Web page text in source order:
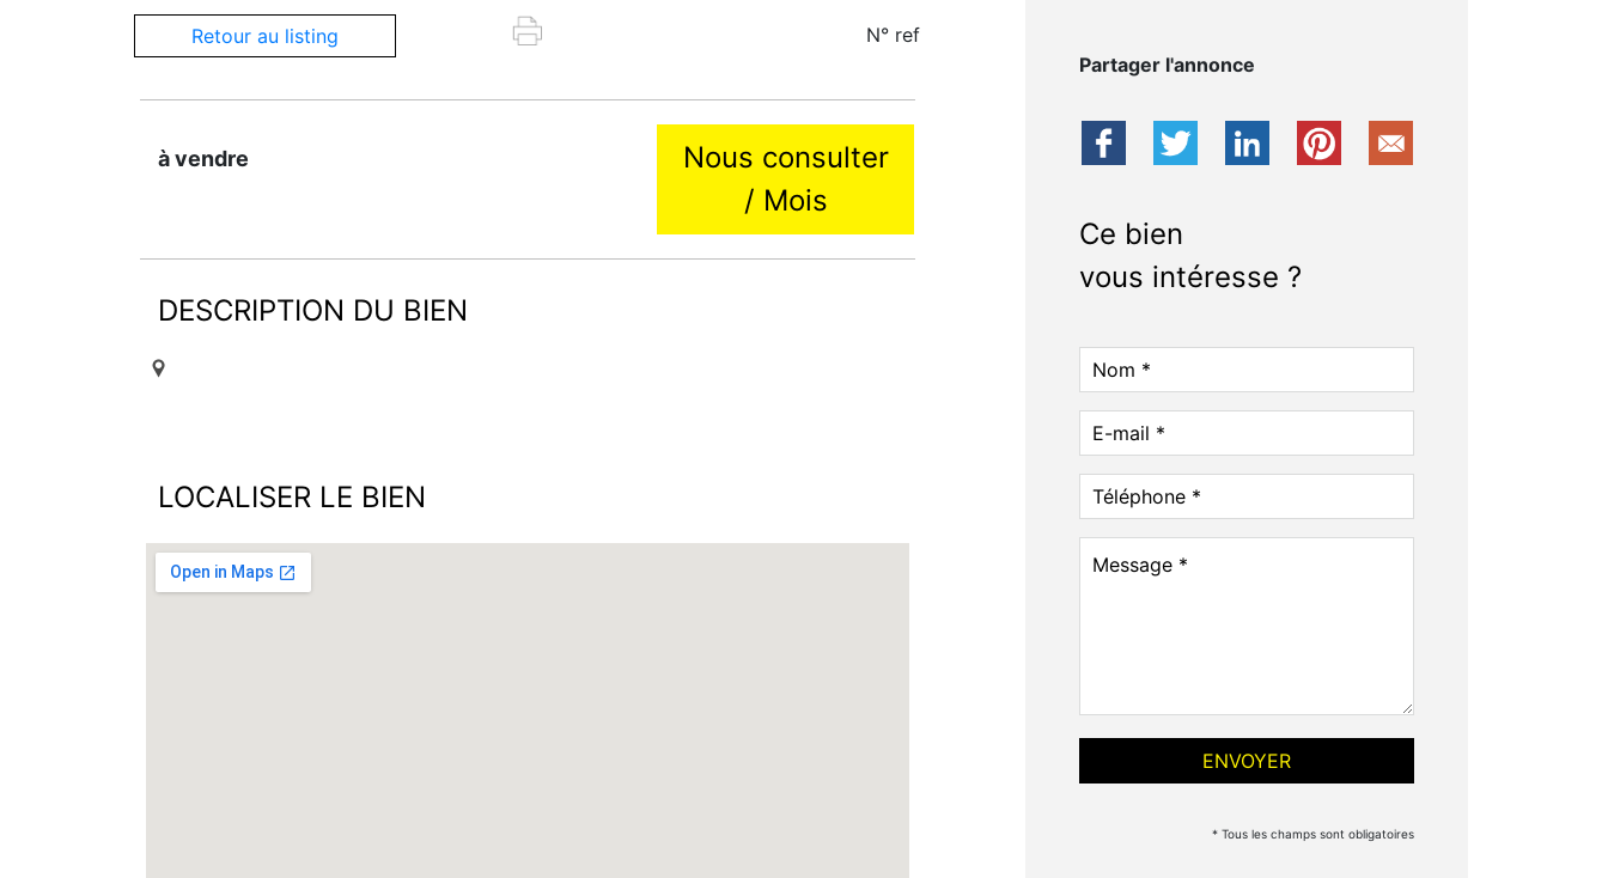
Retour au listing N° ref
à vendre
Nous consulter
/ Mois
DESCRIPTION DU BIEN
LOCALISER LE BIEN
Partager l'annonce
Ce bien
vous intéresse ?
* Tous les champs sont obligatoires